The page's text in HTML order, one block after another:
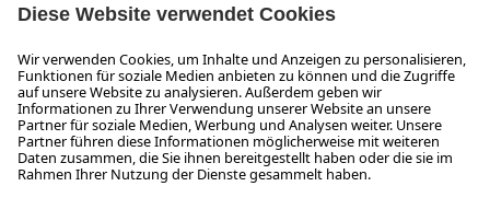
Wir freuen uns auf Ihre Anfrage!
Gerne stehen wir Ihnen von Montag bis Donnerstag von 08:00
bis 17:30 Uhr und am Freitag von 08:00 bis 17:00 Uhr zur
Verfügung.